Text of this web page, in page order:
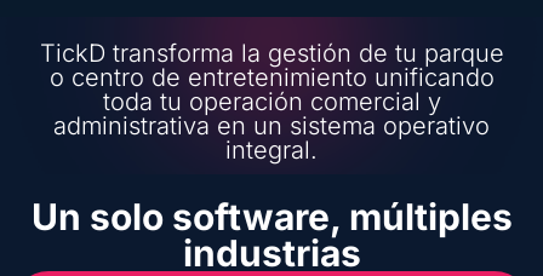
TickD transforma la gestión de tu parque
o centro de entretenimiento unificando
toda tu operación comercial y
administrativa en un sistema operativo
integral.
Un solo software, múltiples
industrias